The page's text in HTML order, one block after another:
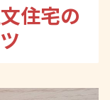
住宅の